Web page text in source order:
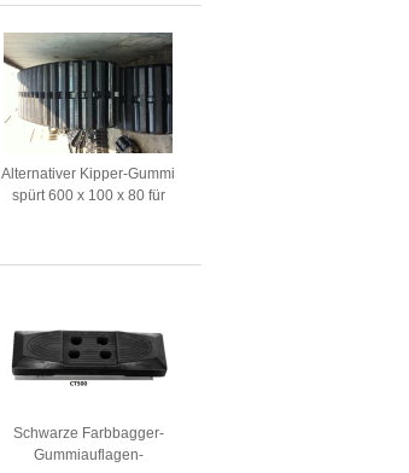
Alternativer Kipper-Gummi
spürt 600 x 100 x 80 für
Schwarze Farbbagger-
Gummiauflagen-